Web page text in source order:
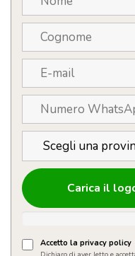
Carica il
Accetto la privacy policy